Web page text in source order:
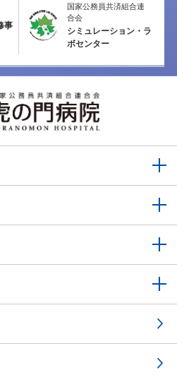
事
国家公務員共済組合連
合会
シミュレーション・ラ
ボセンター